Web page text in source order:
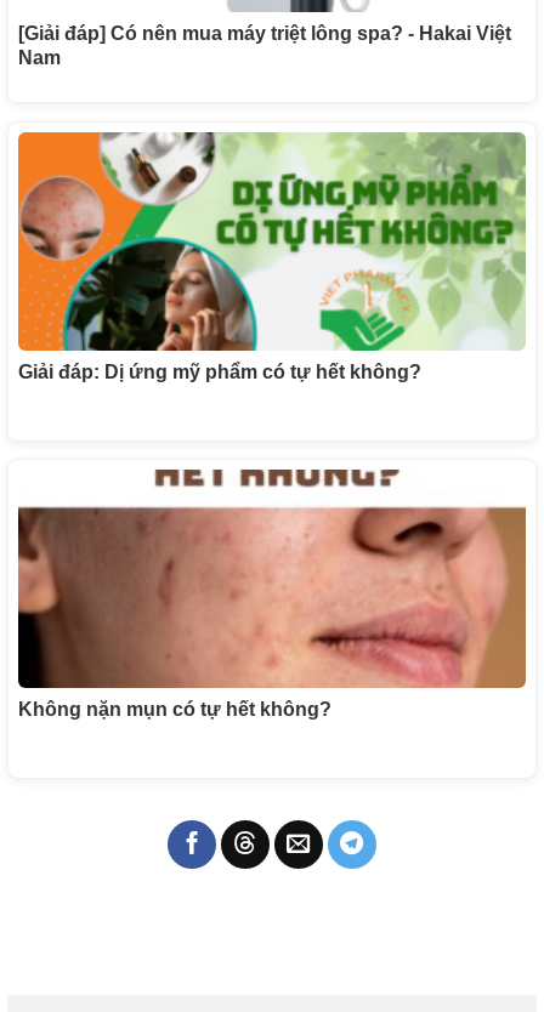
[Giải đáp] Có nên mua máy triệt lông spa? - Hakai Việt
Nam
Giải đáp: Dị ứng mỹ phẩm có tự hết không?
Không nặn mụn có tự hết không?